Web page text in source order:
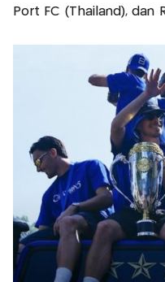
Port FC (Thailand), dan